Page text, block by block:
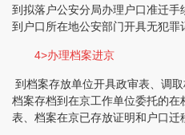
到拟落户公安分局办理户口准迁手
到户口所在地公安部门开具无犯罪
4>办理档案进京
到档案存放单位开具政审表、调
档案存档到在京工作单位委托的
表、档案在京已存放证明和户口迁